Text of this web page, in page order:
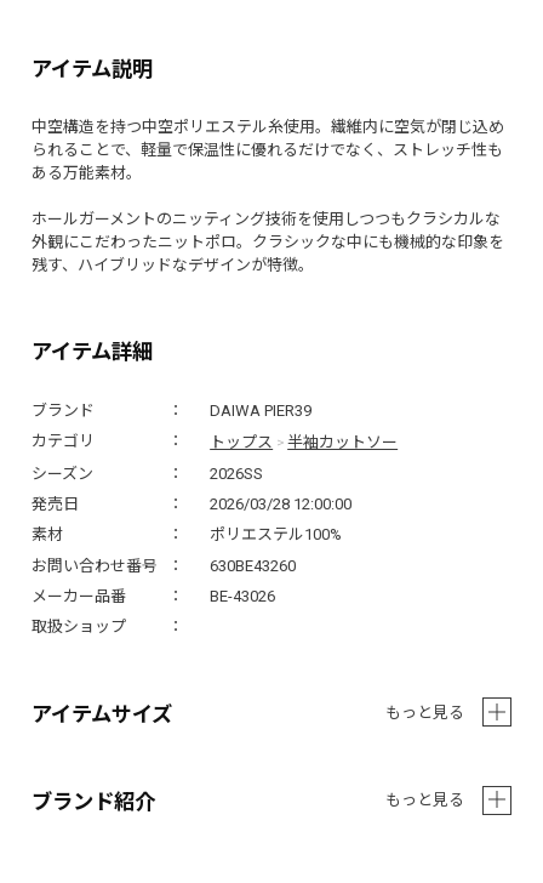
アイテム詳細
ブランド
DAIWA PIER39
カテゴリ
トップス >半袖カットソー
シーズン
2026SS
発売日
2026/03/28 12:00:00
素材
ポリエステル100%
お問い合わせ番号
630BE43260
メーカー品番
BE-43026
取扱ショップ
アイテム説明
中空構造を持つ中空ポリエステル糸使用。繊維内に空気が閉じ込め
られることで、軽量で保温性に優れるだけでなく、ストレッチ性も
ある万能素材。
ホールガーメントのニッティング技術を使用しつつもクラシカルな
外観にこだわったニットポロ。クラシックな中にも機械的な印象を
残す、ハイブリッドなデザインが特徴。
アイテムサイズ もっと見る
ブランド紹介 もっと見る